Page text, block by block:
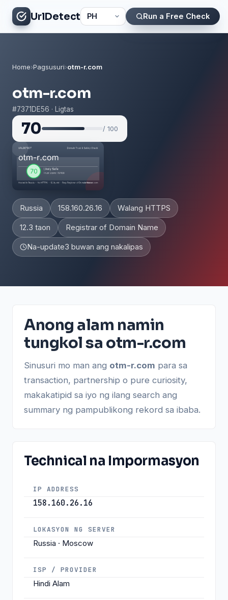
UrlDetect Run a Free Check
Home›Pagsusuri›otm-r.com
otm-r.com
#7371DE56 · Ligtas
70 / 100
Russia 158.160.26.16 Walang HTTPS
12.3 taon Registrar of Domain Name
Na-update3 buwan ang nakalipas
Anong alam namin
tungkol sa otm-r.com
Sinusuri mo man ang otm-r.com para sa
transaction, partnership o pure curiosity,
makakatipid sa iyo ng ilang search ang
summary ng pampublikong rekord sa ibaba.
Technical na Impormasyon
IP ADDRESS
158.160.26.16
LOKASYON NG SERVER
Russia · Moscow
ISP / PROVIDER
Hindi Alam